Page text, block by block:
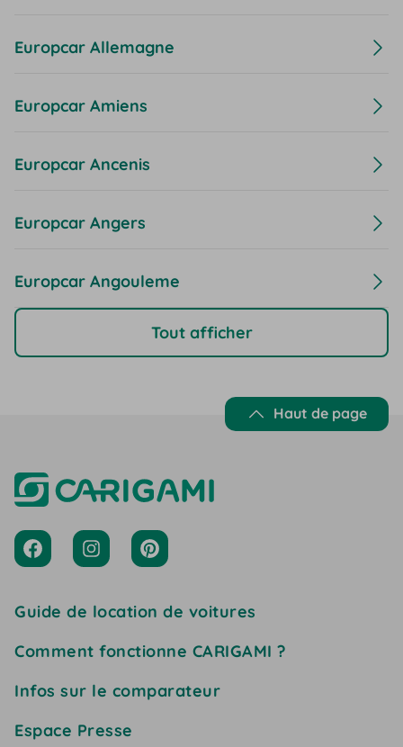
Europcar Allemagne
Europcar Amiens
Europcar Ancenis
Europcar Angers
Europcar Angouleme
Tout afficher
Haut de page
Guide de location de voitures
Comment fonctionne CARIGAMI ?
Infos sur le comparateur
Espace Presse